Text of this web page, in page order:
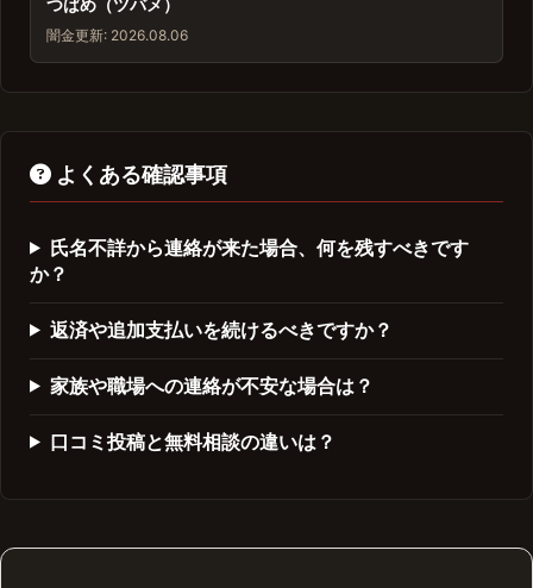
闇金更新: 2026.08.06
よくある確認事項
氏名不詳から連絡が来た場合、何を残すべきです
か？
返済や追加支払いを続けるべきですか？
家族や職場への連絡が不安な場合は？
口コミ投稿と無料相談の違いは？